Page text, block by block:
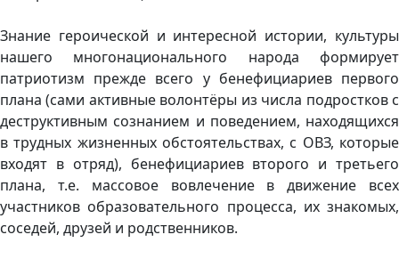
Знание героической и интересной истории, культуры
нашего многонационального народа формирует
патриотизм прежде всего у бенефициариев первого
плана (сами активные волонтёры из числа подростков с
деструктивным сознанием и поведением, находящихся
в трудных жизненных обстоятельствах, с ОВЗ, которые
входят в отряд), бенефициариев второго и третьего
плана, т.е. массовое вовлечение в движение всех
участников образовательного процесса, их знакомых,
соседей, друзей и родственников.